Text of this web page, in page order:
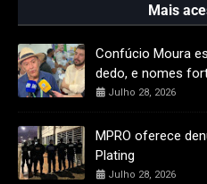
Mais
Confúcio Moura
dedo, e nomes
Julho 28, 2026
MPRO oferece
Plating
Julho 28, 2026